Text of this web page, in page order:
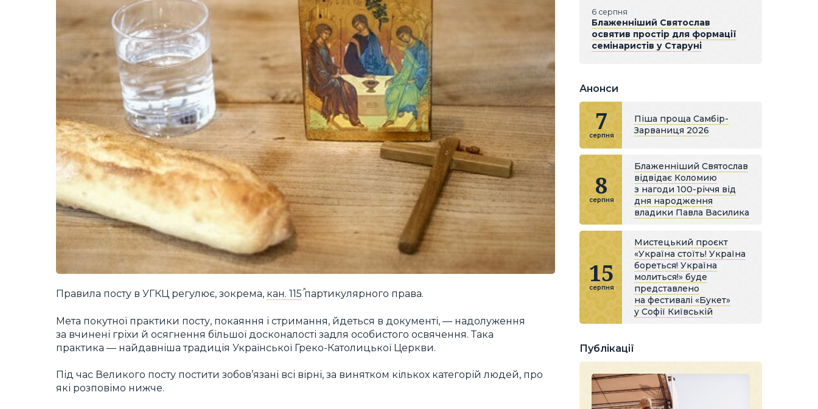
Правила посту в УГКЦ регулює, зокрема, кан. 115партикулярного права.
Мета покутної практики посту, покаяння і стримання, йдеться в документі, — надолуження
за вчинені гріхи й осягнення більшої досконалості задля особистого освячення. Така
практика — найдавніша традиція Української Греко-Католицької Церкви.
Під час Великого посту постити зобов’язані всі вірні, за винятком кількох категорій людей, про
які розповімо нижче.
6 серпня
Блаженніший Святослав
освятив простір для формації
семінаристів у Старуні
Анонси
7
серпня
Піша проща Самбір-
Зарваниця 2026
8
серпня
Блаженніший Святослав
відвідає Коломию
з нагоди 100-річчя від
дня народження
владики Павла Василика
15
серпня
Мистецький проєкт
«Україна стоїть! Україна
бореться! Україна
молиться!» буде
представлено
на фестивалі «Букет»
у Софії Київській
Публікації